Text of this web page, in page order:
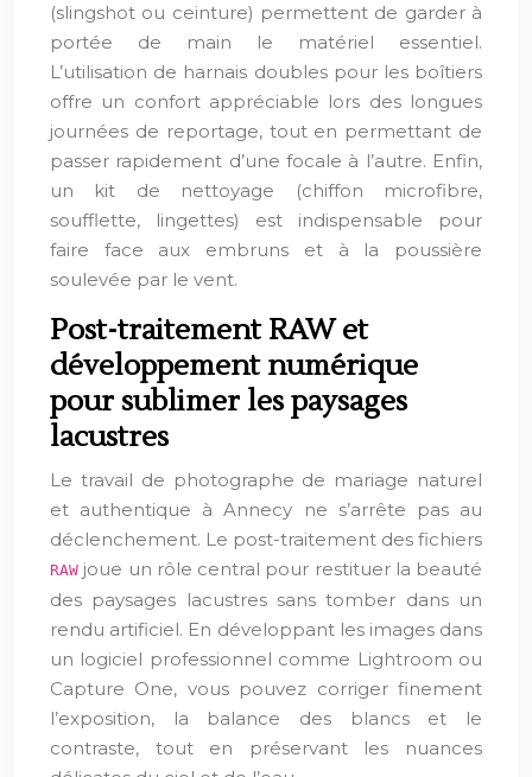
(slingshot ou ceinture) permettent de garder à
portée de main le matériel essentiel.
L’utilisation de harnais doubles pour les boîtiers
offre un confort appréciable lors des longues
journées de reportage, tout en permettant de
passer rapidement d’une focale à l’autre. Enfin,
un kit de nettoyage (chiffon microfibre,
soufflette, lingettes) est indispensable pour
faire face aux embruns et à la poussière
soulevée par le vent.
Post-traitement RAW et
développement numérique
pour sublimer les paysages
lacustres
Le travail de photographe de mariage naturel
et authentique à Annecy ne s’arrête pas au
déclenchement. Le post-traitement des fichiers
RAW joue un rôle central pour restituer la beauté
des paysages lacustres sans tomber dans un
rendu artificiel. En développant les images dans
un logiciel professionnel comme Lightroom ou
Capture One, vous pouvez corriger finement
l’exposition, la balance des blancs et le
contraste, tout en préservant les nuances